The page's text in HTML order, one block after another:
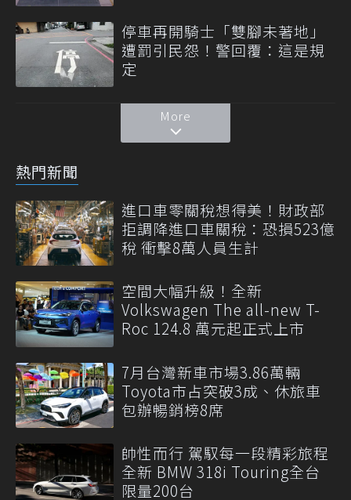
停車再開騎士「雙腳未著地」
遭罰引民怨！警回覆：這是規
定
More
熱門新聞
進口車零關稅想得美！財政部
拒調降進口車關稅：恐損523億
稅 衝擊8萬人員生計
空間大幅升級！全新
Volkswagen The all-new T-
Roc 124.8 萬元起正式上市
7月台灣新車市場3.86萬輛
Toyota市占突破3成、休旅車
包辦暢銷榜8席
帥性而行 駕馭每一段精彩旅程
全新 BMW 318i Touring全台
限量200台